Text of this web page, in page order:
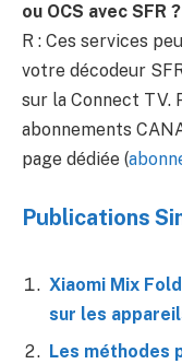
ou OCS avec SFR ?
R : Ces services
votre décodeur
sur la Connect TV.
abonnements
page dédiée (
Publications
Xiaomi Mix
sur les
Les méthodes